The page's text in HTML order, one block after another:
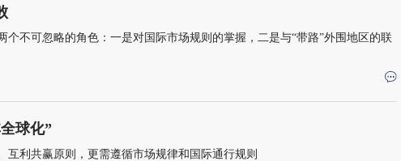
个不可忽略的角色：一是对国际市场规则的掌握，二是与“带路”外围地区的联
球化”
互利共赢原则，更需遵循市场规律和国际通行规则